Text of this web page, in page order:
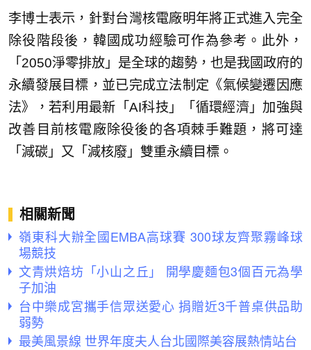
李博士表示，針對台灣核電廠明年將正式進入完全
除役階段後，韓國成功經驗可作為參考。此外，
「2050淨零排放」是全球的趨勢，也是我國政府的
永續發展目標，並已完成立法制定《氣候變遷因應
法》，若利用最新「AI科技」「循環經濟」加強與
改善目前核電廠除役後的各項棘手難題，將可達
「減碳」又「減核廢」雙重永續目標。
相關新聞
嶺東科大辦全國EMBA高球賽 300球友齊聚霧峰球
場競技
文青烘焙坊「小山之丘」 開學慶麵包3個百元為學
子加油
台中樂成宮攜手信眾送愛心 捐贈近3千普桌供品助
弱勢
最美風景線 世界年度夫人台北國際美容展熱情站台